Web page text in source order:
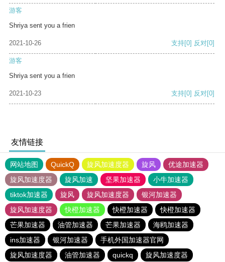
游客
Shriya sent you a frien
2021-10-26 支持[0] 反对[0]
游客
Shriya sent you a frien
2021-10-23 支持[0] 反对[0]
友情链接
网站地图 QuickQ 旋风加速度器 旋风
优途加速器
旋风加速度器
旋风加速 坚果加速器
小牛加速器
tiktok加速器
旋风 旋风加速度器
银河加速器
旋风加速度器
快橙加速器 快橙加速器
快橙加速器
芒果加速器
油管加速器 芒果加速器
海鸥加速器
ins加速器
银河加速器
手机外国加速器官网
旋风加速度器
油管加速器 quickq 旋风加速度器